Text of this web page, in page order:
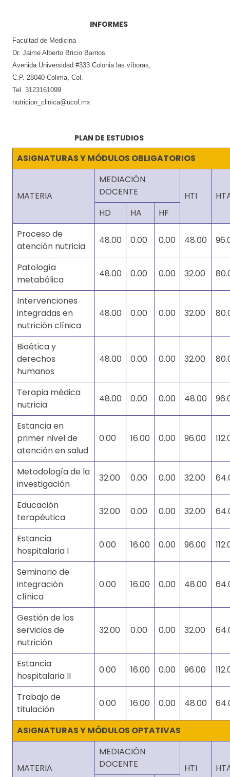
INFORMES
Facultad de Medicina
Dr. Jaime Alberto Bricio Barrios
Avenida Universidad #333 Colonia las víboras,
C.P. 28040-Colima, Col.
Tel. 3123161099
nutricion_clinica@ucol.mx
PLAN DE ESTUDIOS
ASIGNATURAS Y MÓDULOS OBLIGATORIOS
MATERIA
MEDIACIÓN
DOCENTE
HTI
HD
HA
HF
Proceso de
atención nutricia
48.00 0.00 0.00 48.00
Patología
metabólica
48.00 0.00 0.00 32.00
Intervenciones
integradas en
nutrición clínica
48.00 0.00 0.00 32.00
Bioética y
derechos
humanos
48.00 0.00 0.00 32.00
Terapia médica
nutricia
48.00 0.00 0.00 48.00
Estancia en
primer nivel de
atención en salud
0.00 16.00 0.00 96.00
Metodología de la
investigación
32.00 0.00 0.00 32.00
Educación
terapéutica
32.00 0.00 0.00 32.00
Estancia
hospitalaria I
0.00 16.00 0.00 96.00
Seminario de
integración
clínica
0.00 16.00 0.00 48.00
Gestión de los
servicios de
nutrición
32.00 0.00 0.00 32.00
Estancia
hospitalaria II
0.00 16.00 0.00 96.00
Trabajo de
titulación
0.00 16.00 0.00 48.00
ASIGNATURAS Y MÓDULOS OPTATIVAS
MATERIA
MEDIACIÓN
DOCENTE
HTI